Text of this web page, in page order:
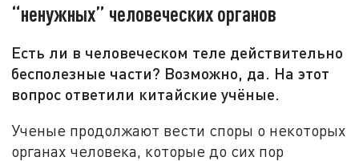
“ненужных” человеческих органов
Есть ли в человеческом теле действительно
бесполезные части? Возможно, да. На этот
вопрос ответили китайские учёные.
Ученые продолжают вести споры о некоторых
органах человека, которые до сих пор